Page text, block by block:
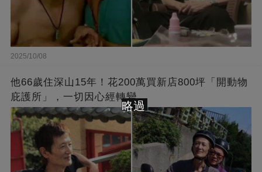
2025/10/08
他66歲住深山15年！花200萬買新店800坪「開動物
庇護所」，一切因心經轉變
略過